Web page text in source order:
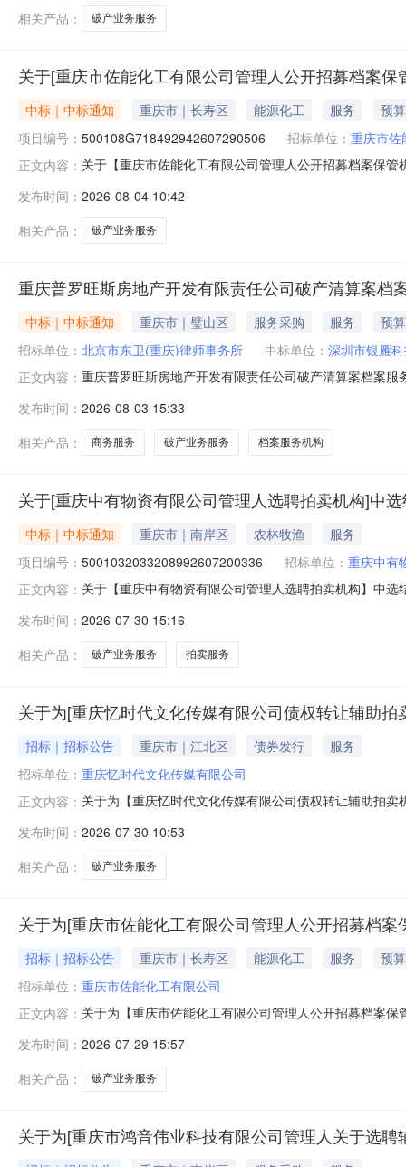
相关产品：
破产业务服务
关于[重庆市佐能化工有限公司管理人公开招募档案
中标｜中标通知 重庆市｜长寿区 能源化工 服务
预
项目编号： 500108G718492942607290506 招标单位： 重庆市佐
正文内容： 关于【重庆市佐能化工有限公司管理人公开招募档案保
务事项债务人情况重庆市佐能化工有限公司成立于2010
发布时间： 2026-08-04 10:42
相关产品：
破产业务服务
重庆普罗旺斯房地产开发有限责任公司破产清算案档
中标｜中标通知 重庆市｜璧山区 服务采购 服务
预
招标单位： 北京市东卫(重庆)律师事务所 中标单位： 深圳市银雁
正文内容： 重庆普罗旺斯房地产开发有限责任公司破产清算案档案
商务服务，破产业务服务服务金额:￥5,000.00元至￥
列为
发布时间： 2026-08-03 15:33
相关产品：
商务服务 破产业务服务 档案服务机构
关于[重庆中有物资有限公司管理人选聘拍卖机构]中
中标｜中标通知 重庆市｜南岸区 农林牧渔
服务
项目编号： 5001032033208992607200336 招标单位： 重庆中有
正文内容： 关于【重庆中有物资有限公司管理人选聘拍卖机构】中
（153.09平方米）所需中介服务事项债务人情况重庆中
元是否破产业务
发布时间： 2026-07-30 15:16
相关产品：
破产业务服务 拍卖服务
关于为[重庆忆时代文化传媒有限公司债权转让辅助
招标｜招标公告 重庆市｜江北区 债券发行
服务
招标单位： 重庆忆时代文化传媒有限公司
正文内容： 关于为【重庆忆时代文化传媒有限公司债权转让辅助拍
构的公告该项目为择优+直选项目，由采购人从报名的中
发布时间： 2026-07-30 10:53
相关产品：
破产业务服务
关于为[重庆市佐能化工有限公司管理人公开招募档
招标｜招标公告 重庆市｜长寿区 能源化工 服务
预
招标单位： 重庆市佐能化工有限公司
正文内容： 关于为【重庆市佐能化工有限公司管理人公开招募档案
公告项目名称重庆市佐能化工有限公司管理人公开招募
发布时间： 2026-07-29 15:57
相关产品：
破产业务服务
关于为[重庆市鸿音伟业科技有限公司管理人关于选